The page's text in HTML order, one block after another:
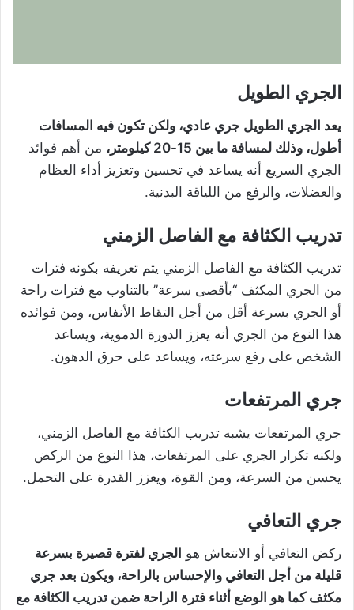
الجري الطويل
يعد الجري الطويل جري عادي، ولكن تكون فيه المسافات
أطول، وذلك لمسافة ما بين 15-20 كيلومتر،
من أهم فوائد
الجري السريع أنه يساعد في تحسين وتعزيز أداء العظام
والعضلات، والرفع من اللياقة البدنية.
تدريب الكثافة مع الفاصل الزمني
تدريب الكثافة مع الفاصل الزمني يتم تعريفه بكونه فترات
من الجري المكثف “بأقصى سرعة” بالتناوب مع فترات راحة
أو الجري بسرعة أقل من أجل التقاط الأنفاس، ومن فوائده
هذا النوع من الجري أنه يعزز الدورة الدموية، ويساعد
الشخص على رفع سرعته، ويساعد على حرق الدهون.
جري المرتفعات
جري المرتفعات يشبه تدريب الكثافة مع الفاصل الزمني،
ولكنه تكرار الجري على المرتفعات، هذا النوع من الركض
يحسن من السرعة، ومن القوة، ويعزز القدرة على التحمل.
جري التعافي
ركض التعافي أو الانتعاش هو الجري لفترة قصيرة بسرعة
قليلة من أجل التعافي والإحساس بالراحة، ويكون بعد جري
مكثف كما هو الوضع أثناء فترة الراحة ضمن تدريب الكثافة مع